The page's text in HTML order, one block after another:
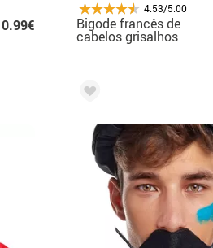
0.99€
4.53/5.00
Bigode francês de
cabelos grisalhos